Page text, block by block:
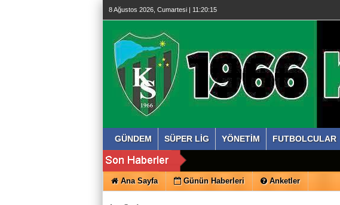
8 Ağustos 2026, Cumartesi | 11:20:16
GÜNDEM SÜPER LİG YÖNETİM FUTBOLCULAR
Ana Sayfa Günün Haberleri Anketler